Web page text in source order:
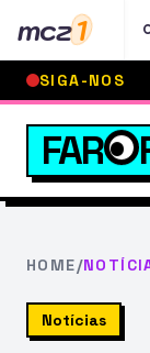
mcz1
SIGA-NOS
FAR
HOME/
Notícias